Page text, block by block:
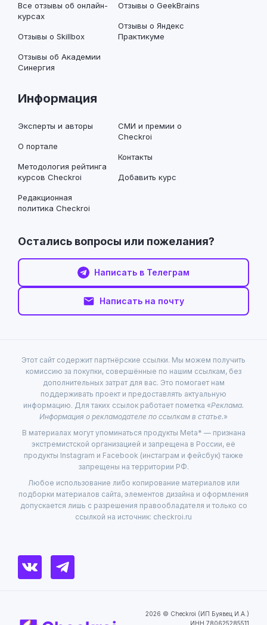
Все отзывы об онлайн-
курсах
Отзывы о Skillbox
Отзывы об Академии
Синергия
Отзывы о GeekBrains
Отзывы о Яндекс
Практикуме
Информация
Эксперты и авторы
О портале
Методология рейтинга
курсов Checkroi
Редакционная
политика Checkroi
СМИ и премии о
Checkroi
Контакты
Добавить курс
Остались вопросы или пожелания?
Написать в Телеграм
Написать на почту
Этот сайт содержит партнёрские ссылки. Мы можем получить
комиссию за покупки, совершённые по нашим ссылкам, без
дополнительных затрат для вас. Это помогает нам
поддерживать проект и предоставлять актуальную
информацию. Для таких ссылок работает пометка «Реклама.
Информация о рекламодателе по ссылкам в статье.»
В материалах могут упоминаться продукты Meta* — признана
экстремистской организацией и запрещена в России, её
продукты Instagram и Facebook (инстаграм и фейсбук) также
запрещены на территории РФ.
Любое использование либо копирование материалов или
подборки материалов сайта, элементов дизайна и оформления
допускается лишь с разрешения правообладателя и только со
ссылкой на источник: checkroi.ru
2026 © Checkroi (ИП Буявец И.А.)
ИНН 780625285511